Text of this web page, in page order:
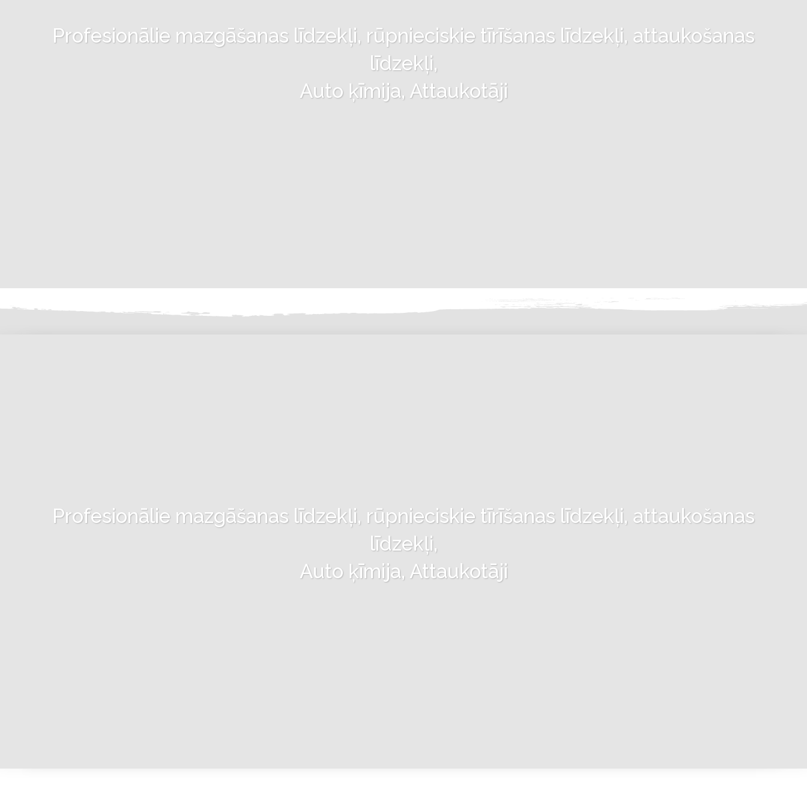
Profesionālie mazgāšanas līdzekļi, rūpnieciskie tīrīšanas līdzekļi, attaukošanas
līdzekļi,
Auto ķīmija, Attaukotāji
Profesionālie mazgāšanas līdzekļi, rūpnieciskie tīrīšanas līdzekļi, attaukošanas
līdzekļi,
Auto ķīmija, Attaukotāji